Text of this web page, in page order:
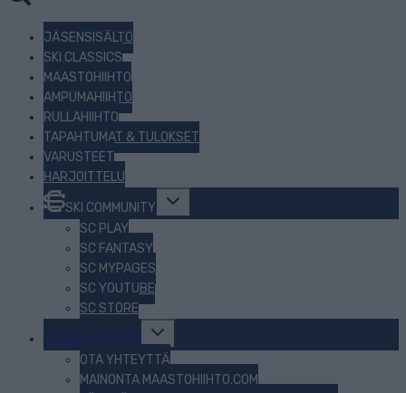
JÄSENSISÄLTÖ
SKI CLASSICS
MAASTOHIIHTO
AMPUMAHIIHTO
RULLAHIIHTO
TAPAHTUMAT & TULOKSET
VARUSTEET
HARJOITTELU
SKI COMMUNITY
Toggle
child
menu
SC PLAY
SC FANTASY
SC MYPAGES
SC YOUTUBE
SC STORE
TIETOJA MEISTÄ
Toggle
child
menu
OTA YHTEYTTÄ
MAINONTA MAASTOHIIHTO.COM